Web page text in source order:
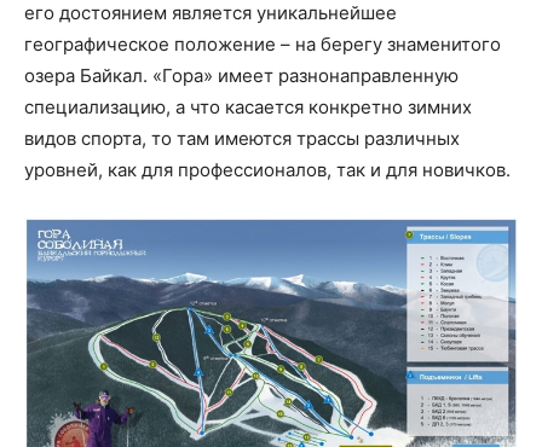
его достоянием является уникальнейшее
географическое положение – на берегу знаменитого
озера Байкал. «Гора» имеет разнонаправленную
специализацию, а что касается конкретно зимних
видов спорта, то там имеются трассы различных
уровней, как для профессионалов, так и для новичков.